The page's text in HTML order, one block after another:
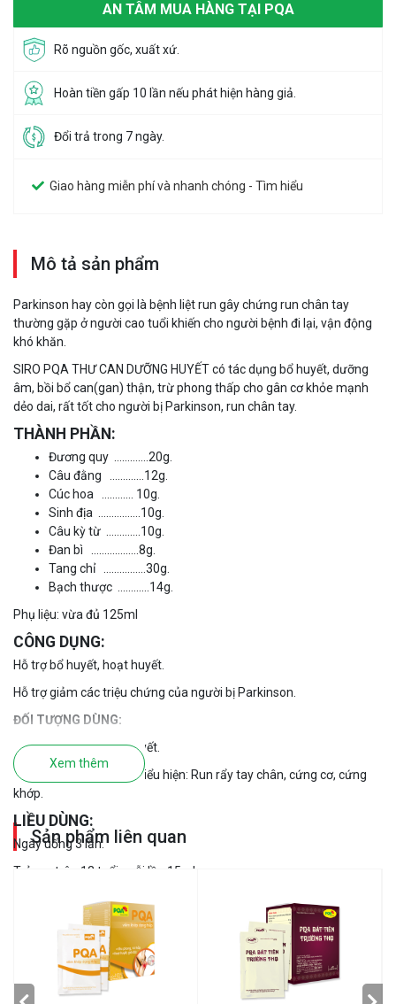
AN TÂM MUA HÀNG TẠI PQA
Rõ nguồn gốc, xuất xứ.
Hoàn tiền gấp 10 lần nếu phát hiện hàng giả.
Đổi trả trong 7 ngày.
Giao hàng miễn phí và nhanh chóng - Tìm hiểu
Mô tả sản phẩm
Parkinson hay còn gọi là bệnh liệt run gây chứng run chân tay
thường gặp ở người cao tuổi khiến cho người bệnh đi lại, vận động
khó khăn.
SIRO PQA THƯ CAN DƯỠNG HUYẾT có tác dụng bổ huyết, dưỡng
âm, bồi bổ can(gan) thận, trừ phong thấp cho gân cơ khỏe mạnh
dẻo dai, rất tốt cho người bị Parkinson, run chân tay.
THÀNH PHẦN:
Đương quy ………….20g.
Câu đằng ………….12g.
Cúc hoa ………… 10g.
Sinh địa …………….10g.
Câu kỳ từ ………….10g.
Đan bì ………………8g.
Tang chỉ …………….30g.
Bạch thược …………14g.
Phụ liệu: vừa đủ 125ml
CÔNG DỤNG:
Hỗ trợ bổ huyết, hoạt huyết.
Hỗ trợ giảm các triệu chứng của người bị Parkinson.
ĐỐI TƯỢNG DÙNG:
Người cần bồi bổ khí huyết.
Người bị parkinson với biểu hiện: Run rẩy tay chân, cứng cơ, cứng
khớp.
LIỀU DÙNG:
Ngày uống 3 lần.
Trẻ em trên 12 tuổi: mỗi lần 15ml.
Người lớn: mỗi lần 20ml.
Mỗi đợt dùng 3 tháng. Nên dùng 2 – 3 đợt.
Không dùng cho phụ nữ có thai, người mẫn cảm với bất cứ thành
phần nào của thuốc.
Xem thêm
Sản phẩm liên quan